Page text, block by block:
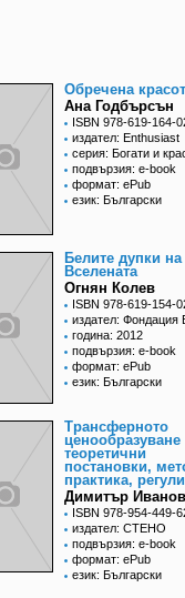
Обречена
Ана Годбърсън
ISBN 978-619-164-
издател: Enthusiast
серия: Богати и
подвързия: e-book
формат: ePub
език: Български
Белите дупки на
Вселената
Огнян Колев
ISBN 978-619-154-
издател: Фондация
година: 2012
подвързия: e-book
формат: ePub
език: Български
Трансферното
ценообразуване
теоретични
постановки,
практика,
Димитър
ISBN 978-954-449-
издател: СТЕНО
подвързия: e-book
формат: ePub
език: Български